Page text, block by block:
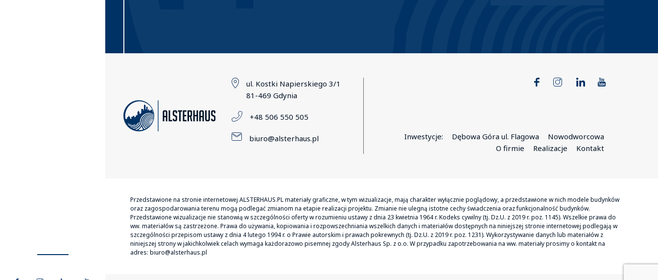
ul. Kostki Napierskiego 3/1
81-469 Gdynia
+48 506 550 505
biuro@alsterhaus.pl Inwestycje: Dębowa Góra ul. Flagowa
Nowodworcowa
O firmie
Realizacje Kontakt
Przedstawione na stronie internetowej ALSTERHAUS.PL materiały graficzne, w tym wizualizacje, mają charakter wyłącznie poglądowy, a przedstawione w nich modele budynków
oraz zagospodarowania terenu mogą podlegać zmianom na etapie realizacji projektu. Zmianie nie ulegną istotne cechy świadczenia oraz funkcjonalność budynków.
Przedstawione wizualizacje nie stanowią w szczególności oferty w rozumieniu ustawy z dnia 23 kwietnia 1964 r. Kodeks cywilny (tj. Dz.U. z 2019 r. poz. 1145). Wszelkie prawa do
ww. materiałów są zastrzeżone. Prawa do używania, kopiowania i rozpowszechniania wszelkich danych i materiałów dostępnych na niniejszej stronie internetowej podlegają w
szczególności przepisom ustawy z dnia 4 lutego 1994 r. o Prawie autorskim i prawach pokrewnych (tj. Dz.U. z 2019 r. poz. 1231). Wykorzystywanie danych lub materiałów z
niniejszej strony w jakichkolwiek celach wymaga każdorazowo pisemnej zgody Alsterhaus Sp. z o.o. W przypadku zapotrzebowania na ww. materiały prosimy o kontakt na
adres: biuro@alsterhaus.pl